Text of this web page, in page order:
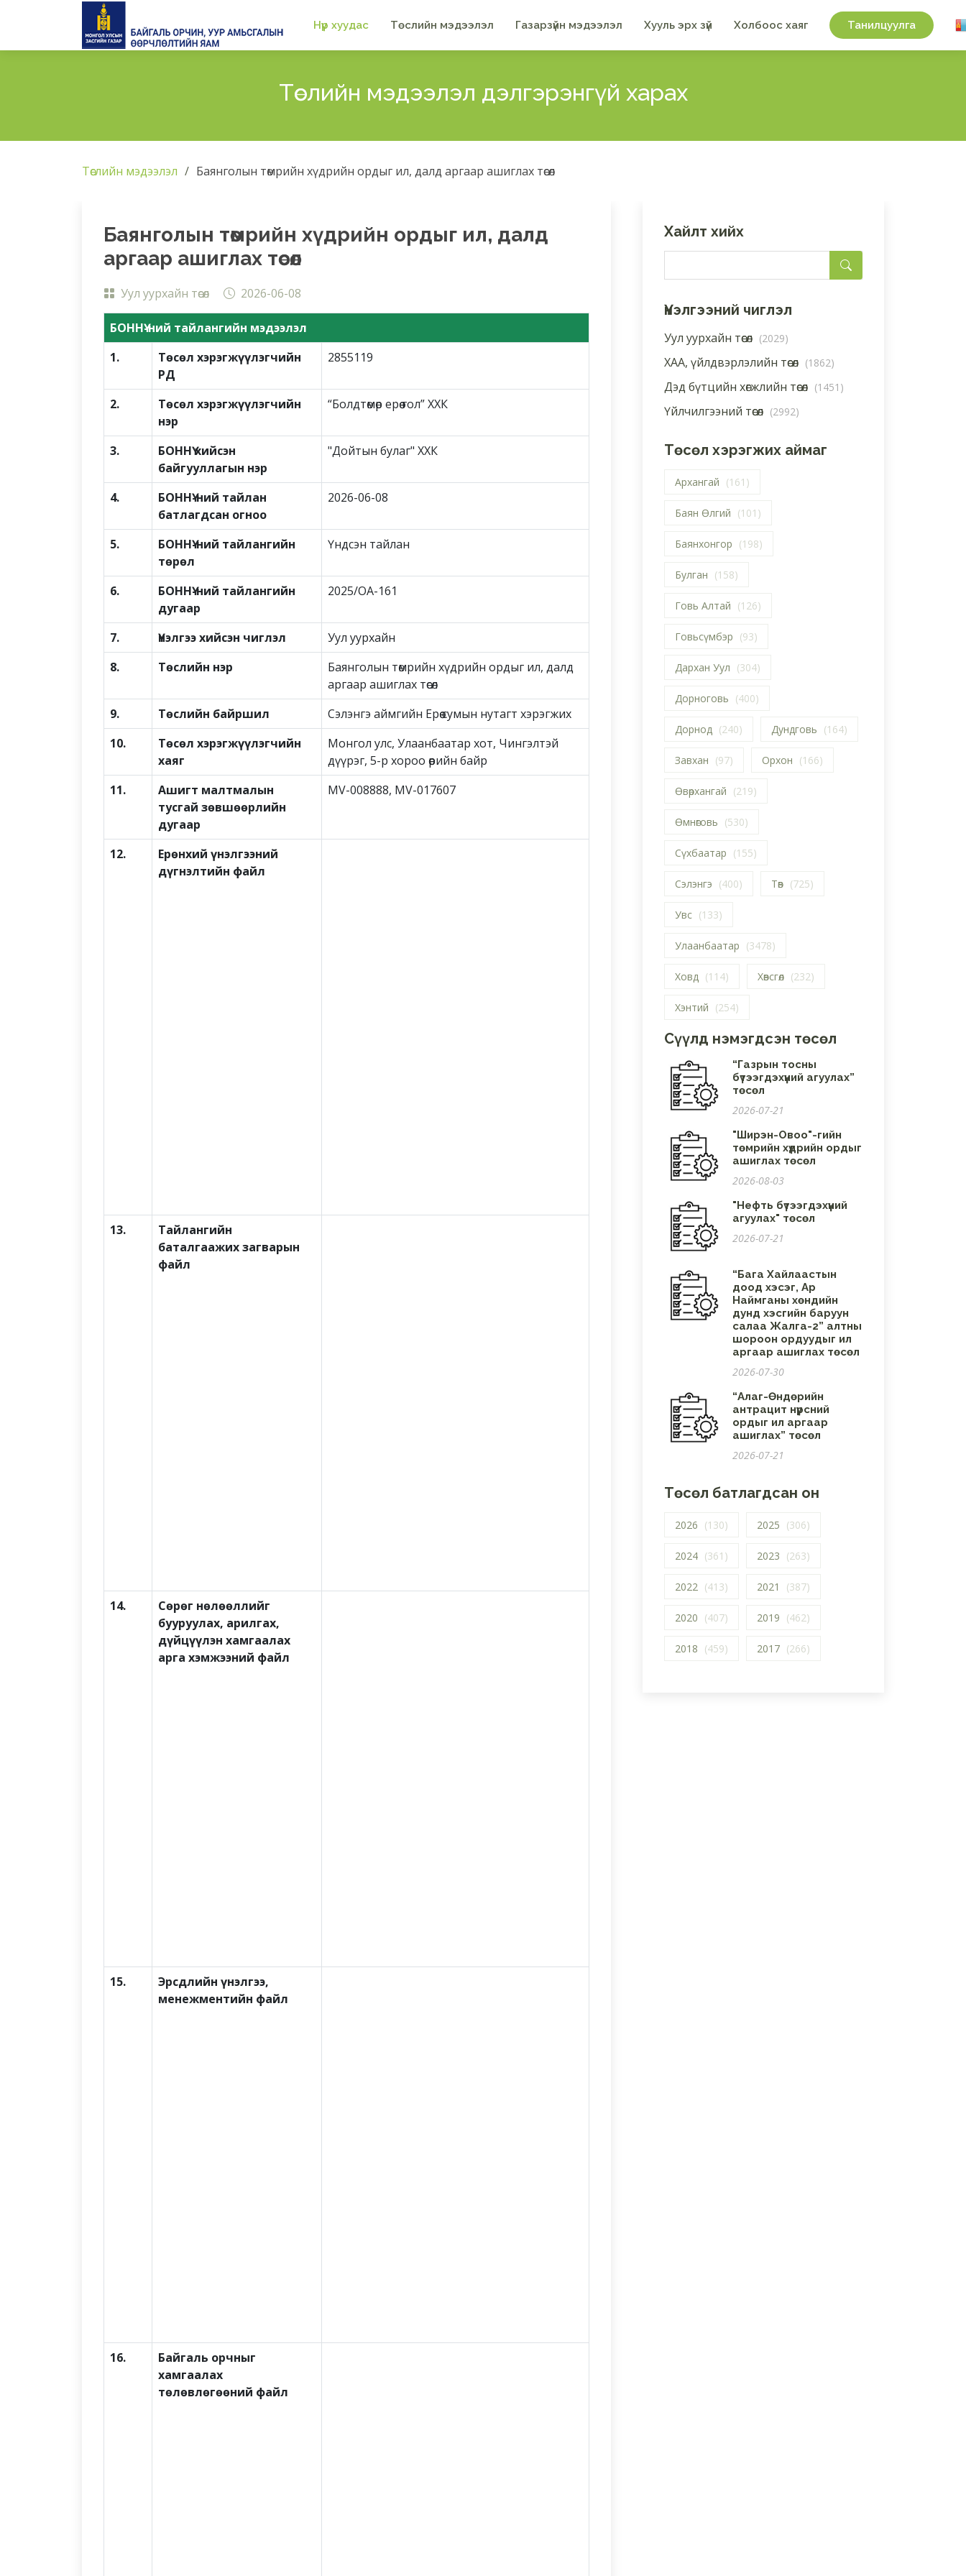
Нүүр хуудас Төслийн мэдээлэл Газарзүйн мэдээлэл Хууль эрх зүй Холбоос хаяг Танилцуулга
Төслийн мэдээлэл дэлгэрэнгүй харах
Төслийн мэдээлэл Баянголын төмрийн хүдрийн ордыг ил, далд аргаар ашиглах төсөл
Баянголын төмрийн хүдрийн ордыг ил, далд
аргаар ашиглах төсөл
Уул уурхайн төсөл 2026-06-08
БОННҮ-ний тайлангийн мэдээлэл
1.
Төсөл хэрэгжүүлэгчийн
РД
2855119
2.
Төсөл хэрэгжүүлэгчийн
нэр
“Болдтөмөр ерөө гол” ХХК
3.
БОННҮ хийсэн
байгууллагын нэр
"Дойтын булаг" ХХК
4.
БОННҮ-ний тайлан
батлагдсан огноо
2026-06-08
5.
БОННҮ-ний тайлангийн
төрөл
Үндсэн тайлан
6.
БОННҮ-ний тайлангийн
дугаар
2025/ОА-161
7. Үнэлгээ хийсэн чиглэл
Уул уурхайн
8.
Төслийн нэр
Баянголын төмрийн хүдрийн ордыг ил, далд
аргаар ашиглах төсөл
9.
Төслийн байршил
Сэлэнгэ аймгийн Ерөө сумын нутагт хэрэгжих
10.
Төсөл хэрэгжүүлэгчийн
хаяг
Монгол улс, Улаанбаатар хот, Чингэлтэй
дүүрэг, 5-р хороо өөрийн байр
11.
Ашигт малтмалын
тусгай зөвшөөрлийн
дугаар
MV-008888, MV-017607
12.
Ерөнхий үнэлгээний
дүгнэлтийн файл
13.
Тайлангийн
баталгаажих загварын
файл
14.
Сөрөг нөлөөллийг
бууруулах, арилгах,
дүйцүүлэн хамгаалах
арга хэмжээний файл
15.
Эрсдлийн үнэлгээ,
менежментийн файл
16.
Байгаль орчныг
хамгаалах
төлөвлөгөөний файл
Хайлт хийх
Үнэлгээний чиглэл
Уул уурхайн төсөл (2029)
ХАА, үйлдвэрлэлийн төсөл (1862)
Дэд бүтцийн хөгжлийн төсөл (1451)
Үйлчилгээний төсөл (2992)
Төсөл хэрэгжих аймаг
Архангай (161)
Баян Өлгий (101)
Баянхонгор (198)
Булган (158)
Говь Алтай (126)
Говьсүмбэр (93)
Дархан Уул (304)
Дорноговь (400)
Дорнод (240) Дундговь (164)
Завхан (97) Орхон (166)
Өвөрхангай (219)
Өмнөговь (530)
Сүхбаатар (155)
Сэлэнгэ (400) Төв (725)
Увс (133)
Улаанбаатар (3478)
Ховд (114) Хөвсгөл (232)
Хэнтий (254)
Сүүлд нэмэгдсэн төсөл
“Газрын тосны
бүтээгдэхүүний агуулах”
төсөл
2026-07-21
"Ширэн-Овоо"-гийн
төмрийн хүдрийн ордыг
ашиглах төсөл
2026-08-03
"Нефть бүтээгдэхүүний
агуулах" төсөл
2026-07-21
“Бага Хайлаастын
доод хэсэг, Ар
Наймганы хөндийн
дунд хэсгийн баруун
салаа Жалга-2” алтны
шороон ордуудыг ил
аргаар ашиглах төсөл
2026-07-30
“Алаг-Өндөрийн
антрацит нүүрсний
ордыг ил аргаар
ашиглах” төсөл
2026-07-21
Төсөл батлагдсан он
2026 (130) 2025 (306)
2024 (361) 2023 (263)
2022 (413) 2021 (387)
2020 (407) 2019 (462)
2018 (459) 2017 (266)